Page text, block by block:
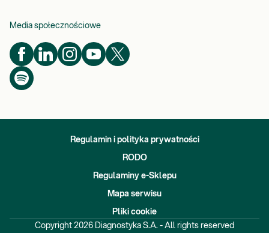
Media społecznościowe
Regulamin i polityka prywatności
RODO
Regulaminy e-Sklepu
Mapa serwisu
Pliki cookie
Copyright 2026 Diagnostyka S.A. - All rights reserved